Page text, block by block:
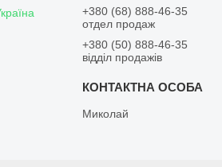
+380 (68) 888-46-35
отдел продаж
+380 (50) 888-46-35
відділ продажів
Миколай